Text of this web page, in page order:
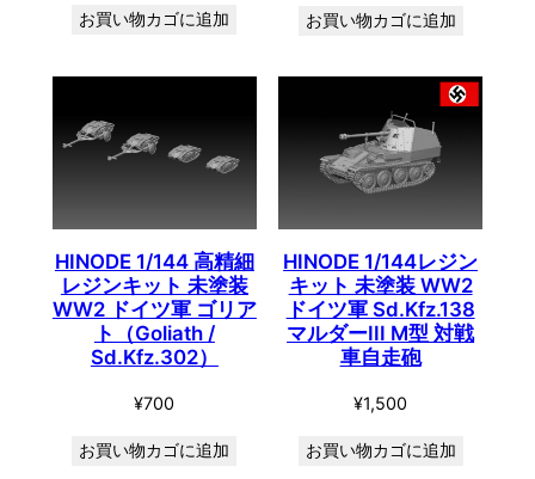
お買い物カゴに追加 お買い物カゴに追加
HINODE 1/144 高精細
レジンキット 未塗装
WW2 ドイツ軍 ゴリア
ト（Goliath /
Sd.Kfz.302）
¥700
お買い物カゴに追加
HINODE 1/144レジン
キット 未塗装 WW2
ドイツ軍 Sd.Kfz.138
マルダーIII M型 対戦
車自走砲
¥1,500
お買い物カゴに追加